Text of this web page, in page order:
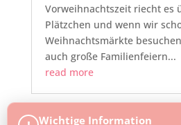
Vorweihnachtszeit riecht es
Plätzchen und wenn wir
Weihnachtsmärkte
auch große Familienfeiern...
read more
Wichtige Information